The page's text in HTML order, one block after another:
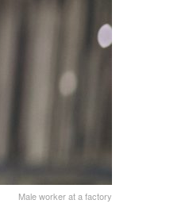
Male worker at a factory